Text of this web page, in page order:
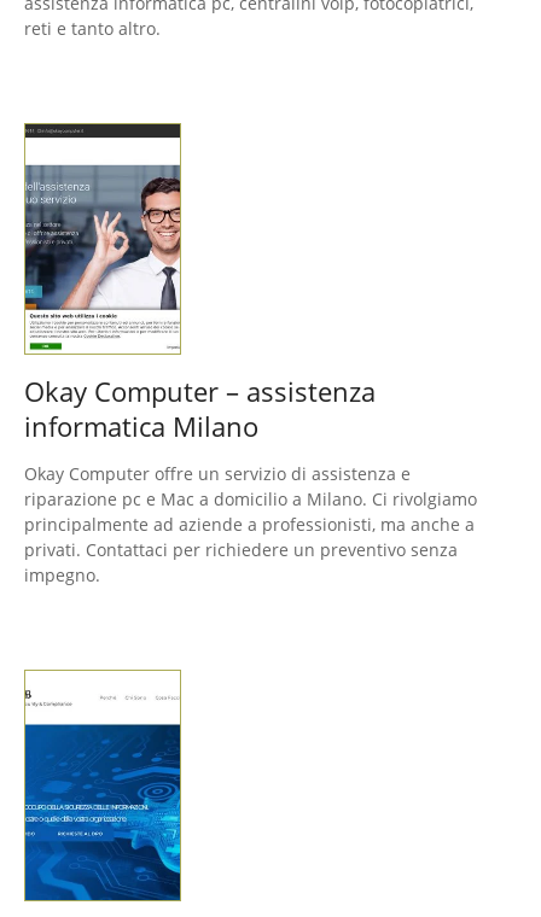
reti e tanto altro.
Okay Computer – assistenza
informatica Milano
Okay Computer offre un servizio di assistenza e
riparazione pc e Mac a domicilio a Milano. Ci rivolgiamo
principalmente ad aziende a professionisti, ma anche a
privati. Contattaci per richiedere un preventivo senza
impegno.